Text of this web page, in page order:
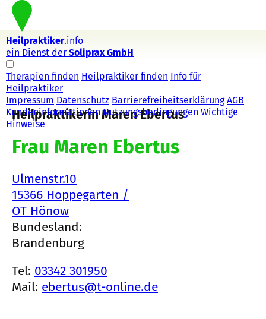
Heilpraktiker.info
ein Dienst der Soliprax GmbH
Therapien finden Heilpraktiker finden Info für
Heilpraktiker
Impressum Datenschutz Barrierefreiheitserklärung AGB
Kundeninformationen Nutzungsbedingungen Wichtige
Hinweise
Heilpraktikerin Maren Ebertus
Frau Maren Ebertus
Ulmenstr.10
15366 Hoppegarten /
OT Hönow
Bundesland:
Brandenburg
Tel: 03342 301950
Mail: ebertus@t-online.de